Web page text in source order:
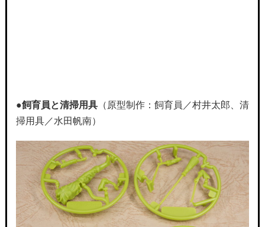
●飼育員と清掃用具（原型制作：飼育員／村井太郎、清
掃用具／水田帆南）